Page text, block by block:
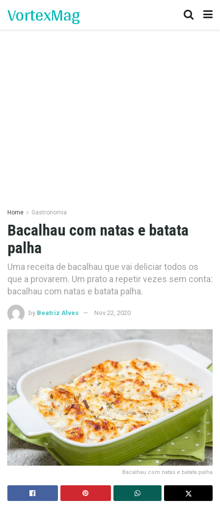
VortexMag
Home Gastronomia
Bacalhau com natas e batata
palha
Uma receita de bacalhau que vai deliciar todos os
que a provarem. Um prato a repetir vezes sem conta:
bacalhau com natas e batata palha.
by Beatriz Alves Nov 22, 2020
Bacalhau com natas e batata palha